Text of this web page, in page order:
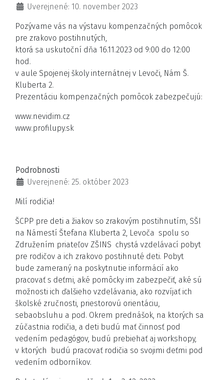
Uverejnené: 10. november 2023
Pozývame vás na výstavu kompenzačných pomôcok
pre zrakovo postihnutých,
ktorá sa uskutoční dňa 16.11.2023 od 9:00 do 12:00
hod.
v aule Spojenej školy internátnej v Levoči, Nám Š.
Kluberta 2.
Prezentáciu kompenzačných pomôcok zabezpečujú:
www.nevidim.cz
www.profilupy.sk
Podrobnosti
Uverejnené: 25. október 2023
Milí rodičia!
ŠCPP pre deti a žiakov so zrakovým postihnutím, SŠI
na Námestí Štefana Kluberta 2, Levoča spolu so
Združením priateľov ZŠINS chystá vzdelávací pobyt
pre rodičov a ich zrakovo postihnuté deti. Pobyt
bude zameraný na poskytnutie informácií ako
pracovať s deťmi, aké pomôcky im zabezpečiť, aké sú
možnosti ich ďalšieho vzdelávania, ako rozvíjať ich
školské zručnosti, priestorovú orientáciu,
sebaobsluhu a pod. Okrem prednášok, na ktorých sa
zúčastnia rodičia, a deti budú mať činnosť pod
vedením pedagógov, budú prebiehať aj workshopy,
v ktorých budú pracovať rodičia so svojimi deťmi pod
vedením odborníkov.